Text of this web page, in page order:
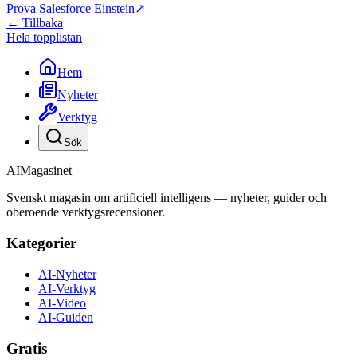
Prova Salesforce Einstein↗
← Tillbaka
Hela topplistan
Hem
Nyheter
Verktyg
Sök
AIMagasinet
Svenskt magasin om artificiell intelligens — nyheter, guider och
oberoende verktygsrecensioner.
Kategorier
AI-Nyheter
AI-Verktyg
AI-Video
AI-Guiden
Gratis